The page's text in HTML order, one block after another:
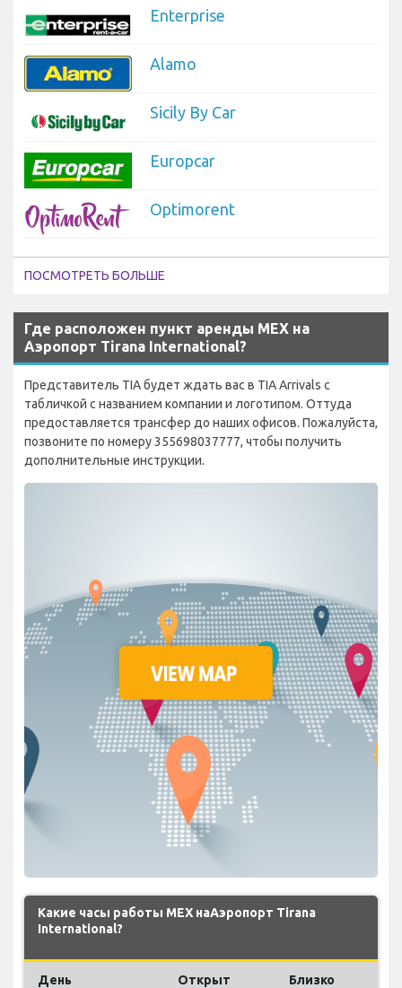
Enterprise
Alamo
Sicily By Car
Europcar
Optimorent
ПОСМОТРЕТЬ БОЛЬШЕ
Где расположен пункт аренды MEX на
Аэропорт Tirana International?
Представитель TIA будет ждать вас в TIA Arrivals с
табличкой с названием компании и логотипом. Оттуда
предоставляется трансфер до наших офисов. Пожалуйста,
позвоните по номеру 355698037777, чтобы получить
дополнительные инструкции.
Какие часы работы MEX наАэропорт Tirana
International?
День Открыт Близко